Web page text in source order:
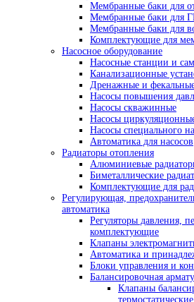
Мембранные баки для
Мембранные баки для
Мембранные баки для
Комплектующие для
Насосное оборудование
Насосные станции и
Канализационные
Дренажные и
Насосы повышения
Насосы скважинные
Насосы
Насосы специального
Автоматика для насосов
Радиаторы отопления
Алюминиевые
Биметаллические
Комплектующие для
Регулирующая,
автоматика
Регуляторы давления,
комплектующие
Клапаны
Автоматика и
Блоки управления и
Балансировочная
Клапаны
термостатические